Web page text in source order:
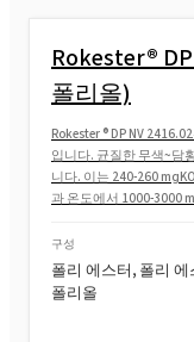
Rokester®
폴리올)
Rokester ® DP NV
입니다. 균질한 무색~담
니다. 이는 240-260
과 온도에서 1000-3000
구성
폴리 에스터, 폴리 에
폴리올